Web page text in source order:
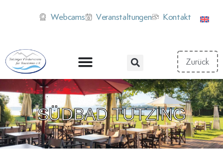
Webcams Veranstaltungen Kontakt
SÜDBAD TUTZING